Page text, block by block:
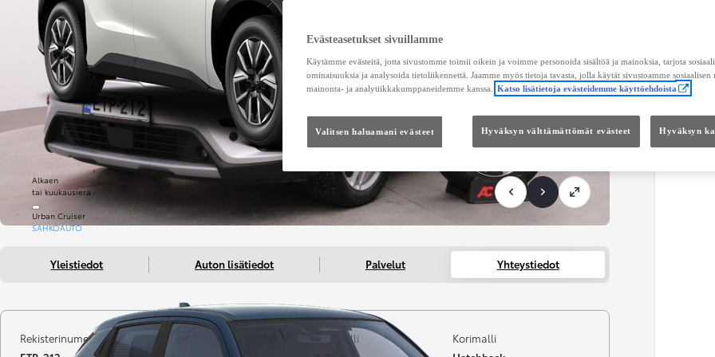
Alkaen
tai kuukausierä
Urban Cruiser
SÄHKÖAUTO
Yleistiedot Auton lisätiedot Palvelut Yhteystiedot
Rekisterinumero
Kilometrit
Vuosimalli
Korimalli
Evästeasetukset sivuillamme
Käytämme evästeitä, jotta sivustomme toimii oikein ja voimme personoida sisältöä ja mainoksia, tarjota
ominaisuuksia ja analysoida tietoliikennettä. Jaamme myös tietoja tavasta, jolla käytät sivustoamme sosiaalisen
mainonta- ja analytiikkakumppaneidemme kanssa.
Katso lisätietoja evästeidemme käyttöehdoista
Valitsen haluamani evästeet Hyväksyn välttämättömät evästeet Hyväksyn